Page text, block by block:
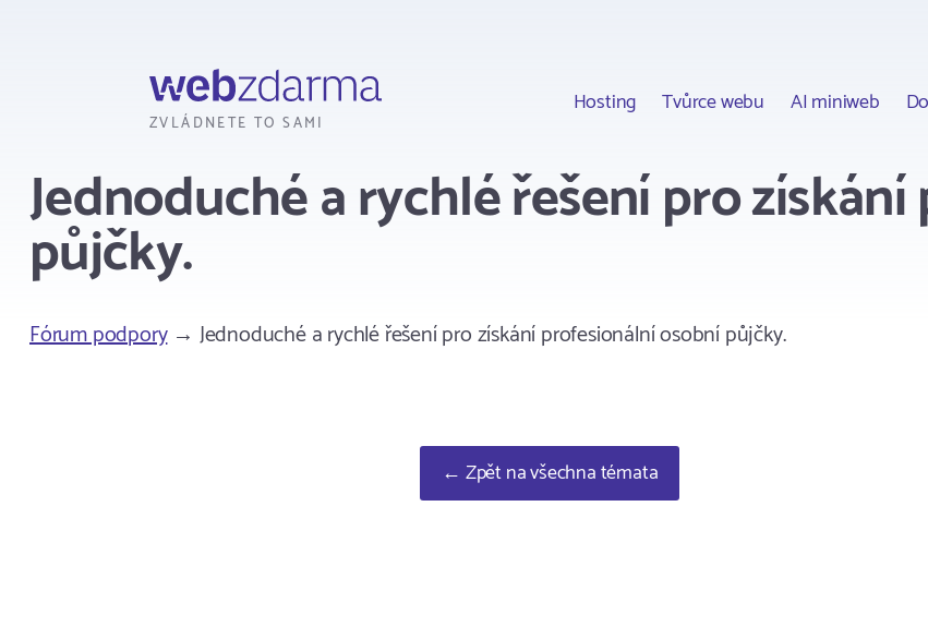
ZVLÁDNETE TO SAMI
Hosting Tvůrce webu AI miniweb
Jednoduché a rychlé řešení pro
půjčky.
Fórum podpory→ Jednoduché a rychlé řešení pro získání profesionální osobní půjčky.
← Zpět na všechna témata